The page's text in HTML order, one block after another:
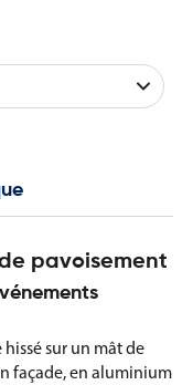
pavoisement
sur un mât de
façade, en aluminium